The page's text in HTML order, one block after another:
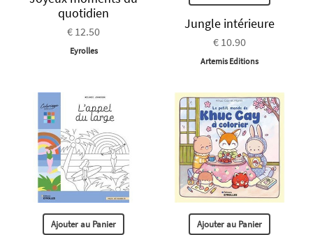
quotidien
€ 12.50
Eyrolles
Jungle intérieure
€ 10.90
Artemis Editions
Ajouter au Panier Ajouter au Panier